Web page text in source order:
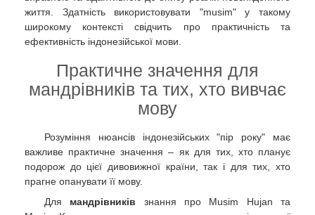
життя. Здатність використовувати "musim" у такому
широкому контексті свідчить про практичність та
ефективність індонезійської мови.
Практичне значення для
мандрівників та тих, хто вивчає
мову
Розуміння нюансів індонезійських "пір року" має
важливе практичне значення – як для тих, хто планує
подорож до цієї дивовижної країни, так і для тих, хто
прагне опанувати її мову.
Для мандрівників знання про Musim Hujan та